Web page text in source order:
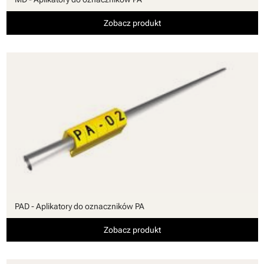
Zobacz produkt
PAD - Aplikatory do oznaczników PA
Zobacz produkt